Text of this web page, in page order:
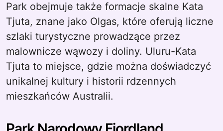
Park obejmuje także formacje skalne Kata
Tjuta, znane jako Olgas, które oferują liczne
szlaki turystyczne prowadzące przez
malownicze wąwozy i doliny. Uluru-Kata
Tjuta to miejsce, gdzie można doświadczyć
unikalnej kultury i historii rdzennych
mieszkańców Australii.